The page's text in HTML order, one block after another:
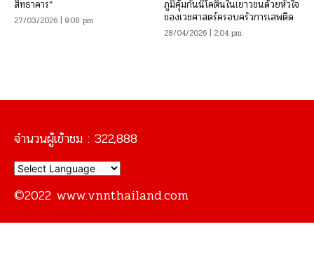
สิทธาคาร”
27/03/2026 | 9:08 pm
ภูมิคุ้มกันนิโคตินในเยาวชนด้วยหัวใจ
ของเวชศาสตร์ครอบครัวการเสพติด
28/04/2026 | 2:04 pm
จำนวนผู้เข้าชม : 322,888
©2022 www.vnnthailand.com